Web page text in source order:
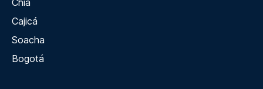
Cajicá
Soacha
Bogotá